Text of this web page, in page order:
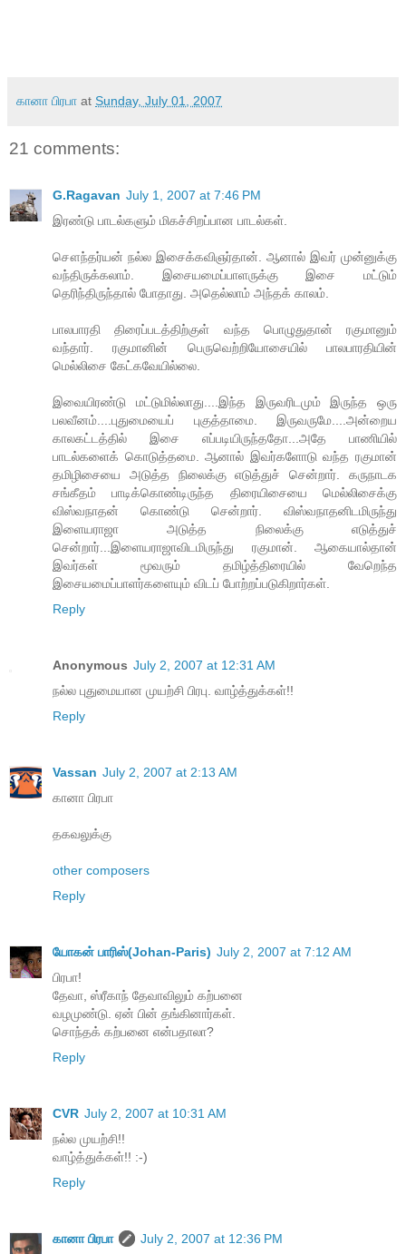
கானா பிரபா at Sunday, July 01, 2007
21 comments:
G.Ragavan July 1, 2007 at 7:46 PM
இரண்டு பாடல்களும் மிகச்சிறப்பான பாடல்கள்.
சௌந்தர்யன் நல்ல இசைக்கவிஞர்தான். ஆனால் இவர் முன்னுக்கு
வந்திருக்கலாம். இசையமைப்பாளருக்கு இசை மட்டும்
தெரிந்திருந்தால் போதாது. அதெல்லாம் அந்தக் காலம்.
பாலபாரதி திரைப்படத்திற்குள் வந்த பொழுதுதான் ரகுமானும்
வந்தார். ரகுமானின் பெருவெற்றியோசையில் பாலபாரதியின்
மெல்லிசை கேட்கவேயில்லை.
இவையிரண்டு மட்டுமில்லாது....இந்த இருவரிடமும் இருந்த ஒரு
பலவீனம்....புதுமையைப் புகுத்தாமை. இருவருமே....அன்றைய
காலகட்டத்தில் இசை எப்படியிருந்ததோ...அதே பாணியில்
பாடல்களைக் கொடுத்தமை. ஆனால் இவர்களோடு வந்த ரகுமான்
தமிழிசையை அடுத்த நிலைக்கு எடுத்துச் சென்றார். கருநாடக
சங்கீதம் பாடிக்கொண்டிருந்த திரையிசையை மெல்லிசைக்கு
விஸ்வநாதன் கொண்டு சென்றார். விஸ்வநாதனிடமிருந்து
இளையராஜா அடுத்த நிலைக்கு எடுத்துச்
சென்றார்...இளையராஜாவிடமிருந்து ரகுமான். ஆகையால்தான்
இவர்கள் மூவரும் தமிழ்த்திரையில் வேறெந்த
இசையமைப்பாளர்களையும் விடப் போற்றப்படுகிறார்கள்.
Reply
Anonymous July 2, 2007 at 12:31 AM
நல்ல புதுமையான முயற்சி பிரபு. வாழ்த்துக்கள்!!
Reply
Vassan July 2, 2007 at 2:13 AM
கானா பிரபா
தகவலுக்கு
other composers
Reply
யோகன் பாரிஸ்(Johan-Paris) July 2, 2007 at 7:12 AM
பிரபா!
தேவா, ஸ்ரீகாந் தேவாவிலும் கற்பனை
வழமுண்டு. ஏன் பின் தங்கினார்கள்.
சொந்தக் கற்பனை என்பதாலா?
Reply
CVR July 2, 2007 at 10:31 AM
நல்ல முயற்சி!!
வாழ்த்துக்கள்!! :-)
Reply
கானா பிரபா July 2, 2007 at 12:36 PM